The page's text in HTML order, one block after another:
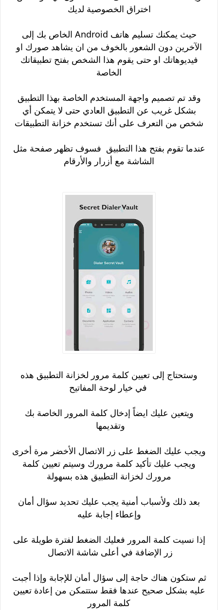
اختراق الخصوصية لديك
حيث يمكنك تسليم هاتف Android الخاص بك إلى
الآخرين دون الشعور بالخوف من ان يشاهد صورك او
فيديوهاتك او حتى يقوم هذا الشخص بفتح تطبيقاتك
الخاصة
وقد تم تصميم واجهة المستخدم الخاصة بهذا التطبيق
بشكل غريب عن التطبيق العادي حتى لا يتمكن أي
شخص من التعرف على أنك تستخدم خزانة التطبيقات
عندما تقوم بفتح هذا التطبيق فسوف تظهر صفحة مثل
الشاشة مع أزرار والأرقام
وستحتاج إلى تعيين كلمة مرور لخزانة التطبيق هذه
في خيار لوحة المفاتيح
ويتعين عليك ايضاً إدخال كلمة المرور الخاصة بك
وتقديمها
ويجب عليك الضغط على زر الاتصال الأخضر مرة أخرى
ويجب عليك تأكيد كلمة مرورك وسيتم تعيين كلمة
مرورك لخزانة التطبيق هذه بسهولة
بعد ذلك ولأسباب أمنية يجب عليك تحديد سؤال أمان
وإعطاء إجابة عليه
إذا نسيت كلمة المرور فعليك الضغط لفترة طويلة على
زر الإضافة في أعلى شاشة الاتصال
ثم ستكون هناك حاجة إلى سؤال أمان للإجابة وإذا أجبت
عليه بشكل صحيح عندها فقط ستتمكن من إعادة تعيين
كلمة المرور